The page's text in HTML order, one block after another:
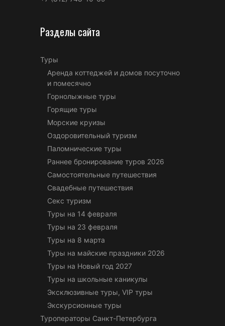
Разделы сайта
Туры
Аренда коттеджей и домов посуточно
и помесячно
Горнолыжные туры
Горящие туры
Морские круизы
Оздоровительный туризм
Паломнические туры
Раннее бронирование туров 2026
Самостоятельные путешествия
Свадебные путешествия
Секс туризм
Туры на 14 февраля
Туры на 23 февраля
Туры на 8 марта
Туры на майские праздники 2026
Туры на Новый год 2027
Туры на школьные каникулы
Эксклюзивные туры, VIP туры
Экскурсионные туры
Туроператоры Санкт-Петербурга